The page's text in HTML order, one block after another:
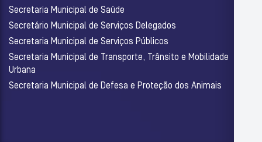
Secretaria Municipal de Saúde
Secretário Municipal de Serviços Delegados
Secretaria Municipal de Serviços Públicos
Secretaria Municipal de Transporte, Trânsito e Mobilidade
Urbana
Secretaria Municipal de Defesa e Proteção dos Animais